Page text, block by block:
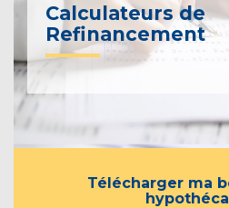
Calculateurs de
Refinancement
Télécharger ma